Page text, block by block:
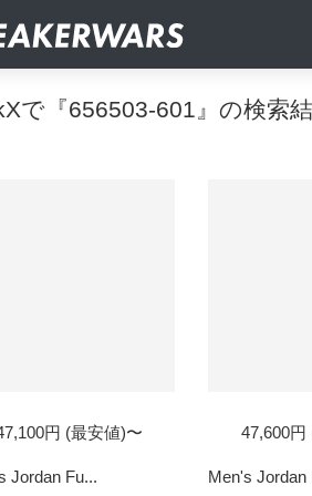
で『656503-601』の検索
円 (最安値)〜
Jordan Fu...
47,600円
Men's Jordan